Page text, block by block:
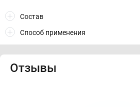
Состав
Способ применения
Отзывы